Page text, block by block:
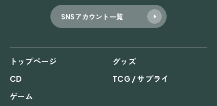
SNSアカウント一覧
トップページ
グッズ
CD
TCG / サプライ
ゲーム